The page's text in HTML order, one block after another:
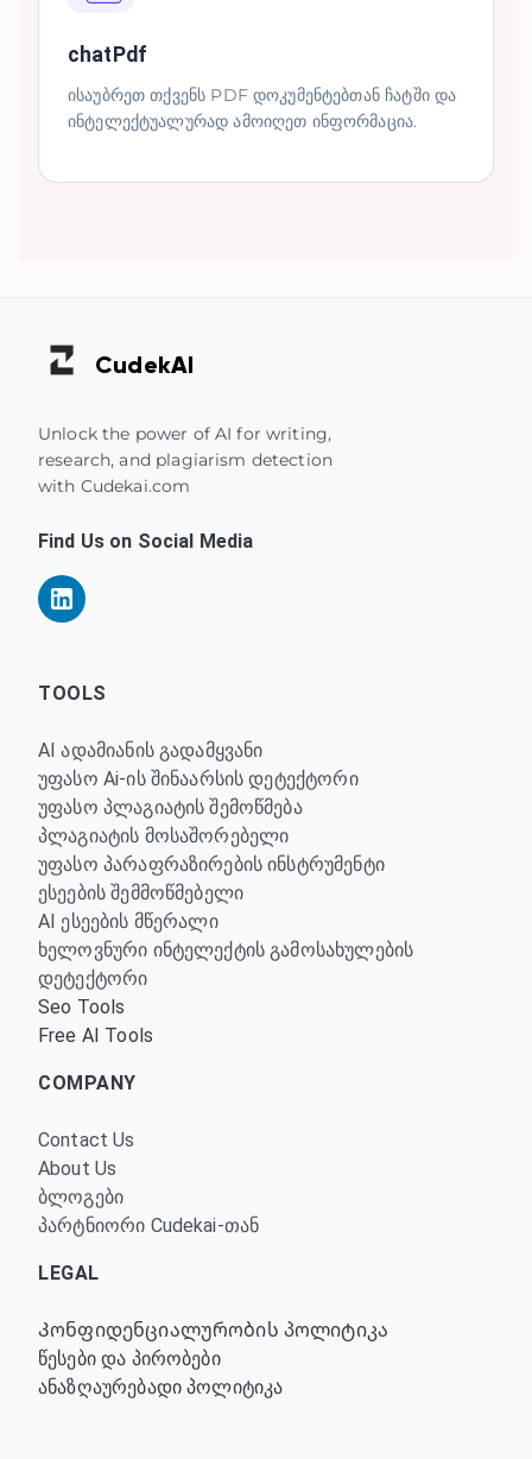
chatPdf
ისაუბრეთ თქვენს PDF დოკუმენტებთან ჩატში და
ინტელექტუალურად ამოიღეთ ინფორმაცია.
CudekAI
Unlock the power of AI for writing,
research, and plagiarism detection
with Cudekai.com
Find Us on Social Media
TOOLS
AI ადამიანის გადამყვანი
უფასო Ai-ის შინაარსის დეტექტორი
უფასო პლაგიატის შემოწმება
პლაგიატის მოსაშორებელი
უფასო პარაფრაზირების ინსტრუმენტი
ესეების შემმოწმებელი
AI ესეების მწერალი
ხელოვნური ინტელექტის გამოსახულების
დეტექტორი
Seo Tools
Free AI Tools
COMPANY
Contact Us
About Us
ბლოგები
პარტნიორი Cudekai-თან
LEGAL
Კონფიდენციალურობის პოლიტიკა
წესები და პირობები
ანაზღაურებადი პოლიტიკა